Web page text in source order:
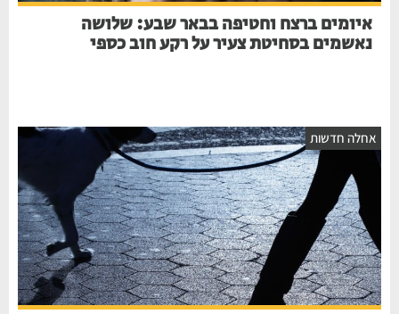
איומים ברצח וחטיפה בבאר שבע: שלושה
נאשמים בסחיטת צעיר על רקע חוב כספי
אחלה חדשות